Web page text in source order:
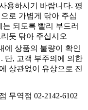
용하시기 바랍니다. 평
로 가볍게 닦아 주십
되도록 빨리 부드러
듯 닦아 주십시오
에 상품의 불량이 확인
단, 고객 부주의에 의한
상관없이 유상으로 진
무역점 02-2142-6102